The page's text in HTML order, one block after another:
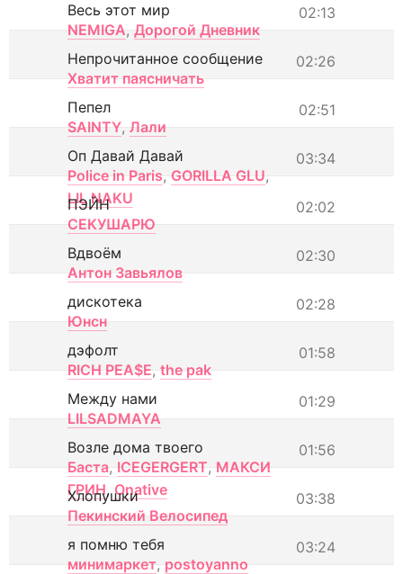
02:13
Весь этот мир
NEMIGA, Дорогой Дневник
02:26
Непрочитанное сообщение
Хватит паясничать
02:51
Пепел
SAINTY, Лали
03:34
Оп Давай Давай
Police in Paris, GORILLA GLU,
LIL NAKU
02:02
ПЭЙН
СЕКУШАРЮ
02:30
Вдвоём
Антон Завьялов
02:28
дискотека
Юнсн
01:58
дэфолт
RICH PEA$E, the pak
01:29
Между нами
LILSADMAYA
01:56
Возле дома твоего
Баста, ICEGERGERT, МАКСИ
ГРИН, Onative 03:38
Хлопушки
Пекинский Велосипед
03:24
я помню тебя
минимаркет, postoyanno